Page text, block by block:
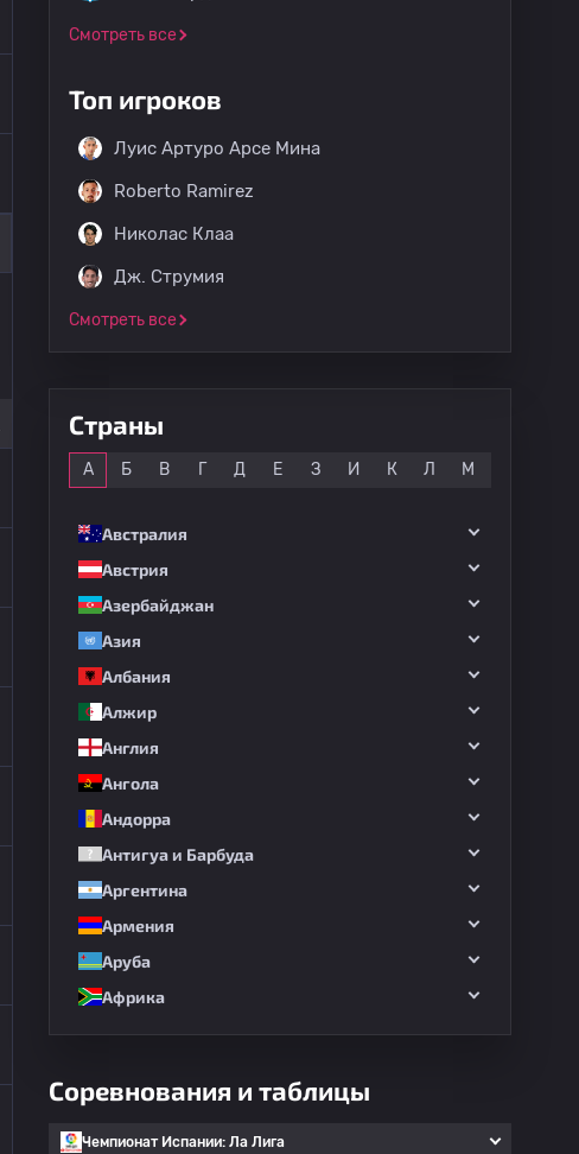
Смотреть все
Топ игроков
Луис Артуро Арсе Мина
Roberto Ramirez
Николас Клаа
Дж. Струмия
Смотреть все
Страны
А Б В Г Д Е З И К Л М
Австралия
Австрия
Азербайджан
Азия
Албания
Алжир
Англия
Ангола
Андорра
Антигуа и Барбуда
Аргентина
Армения
Аруба
Африка
Соревнования и таблицы
Чемпионат Испании: Ла Лига